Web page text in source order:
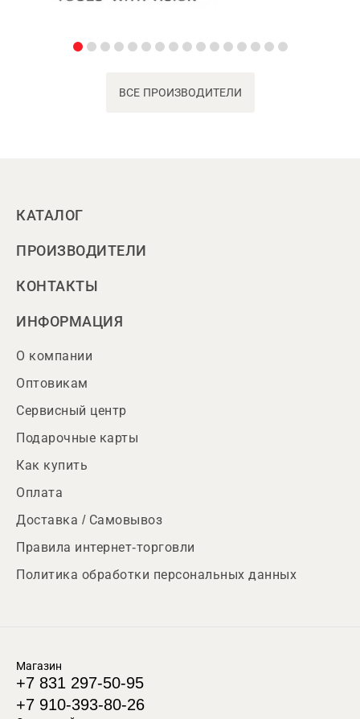
ВСЕ ПРОИЗВОДИТЕЛИ
КАТАЛОГ
ПРОИЗВОДИТЕЛИ
КОНТАКТЫ
ИНФОРМАЦИЯ
О компании
Оптовикам
Сервисный центр
Подарочные карты
Как купить
Оплата
Доставка / Самовывоз
Правила интернет-торговли
Политика обработки персональных данных
Магазин
+7 831 297-50-95
+7 910-393-80-26